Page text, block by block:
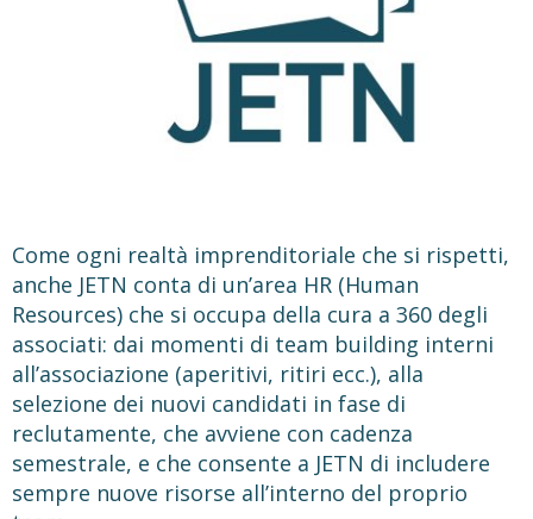
Come ogni realtà imprenditoriale che si rispetti,
anche JETN conta di un’area HR (Human
Resources) che si occupa della cura a 360 degli
associati: dai momenti di team building interni
all’associazione (aperitivi, ritiri ecc.), alla
selezione dei nuovi candidati in fase di
reclutamente, che avviene con cadenza
semestrale, e che consente a JETN di includere
sempre nuove risorse all’interno del proprio